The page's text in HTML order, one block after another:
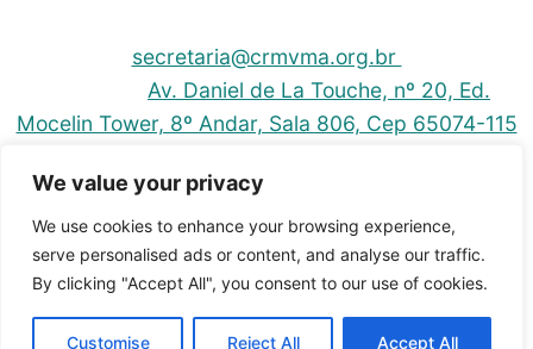
We value your privacy
We use cookies to enhance your browsing experience,
serve personalised ads or content, and analyse our traffic.
By clicking "Accept All", you consent to our use of cookies.
Customise Reject All Accept All
secretaria@crmvma.org.br
Av. Daniel de La Touche, nº 20, Ed.
Mocelin Tower, 8º Andar, Sala 806, Cep 65074-115
Horário de Funcionamento: 8h às 14h (Segunda a
Sexta)